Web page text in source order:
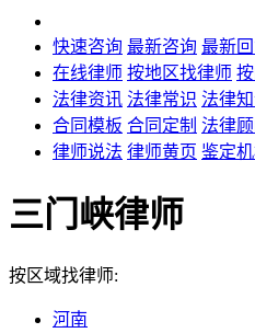
快速咨询 最新咨询 最新
在线律师 按地区找律师
法律资讯 法律常识 法律
合同模板 合同定制 法律顾
律师说法 律师黄页 鉴定
三门峡律师
按区域找律师:
河南